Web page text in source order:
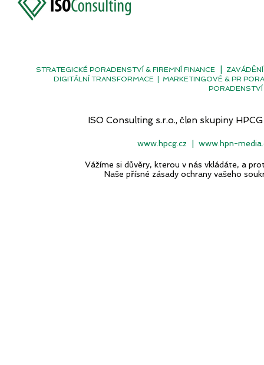
STRATEGICKÉ PORADENSTVÍ & FIREMNÍ FINANCE |
DIGITÁLNÍ TRANSFORMACE | MARKETINGOVÉ & PR
ISO Consulting s.r.o., člen skupiny
www.hpcg.cz | www.hpn-
Vážíme si důvěry, kterou v nás vkládáte, a
Naše přísné zásady ochrany vašeho